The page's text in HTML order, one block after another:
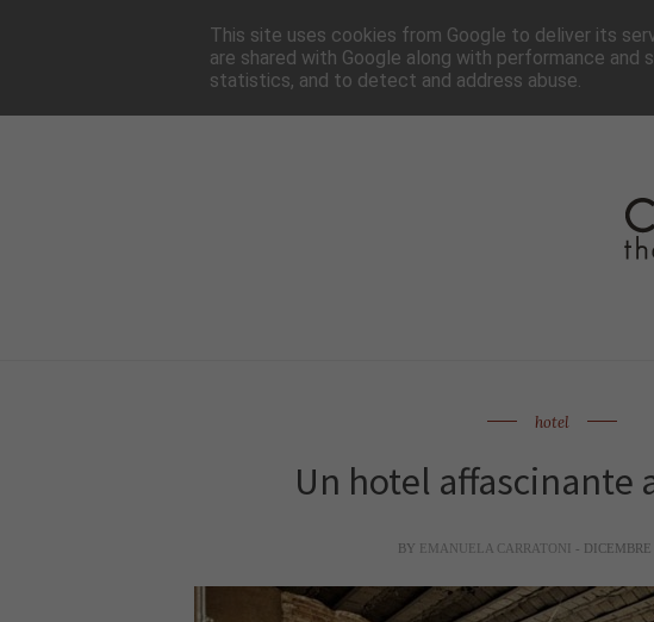
HOME NEWSLETTER CHI
hotel
Un hotel affascinante
BY EMANUELA CARRATONI -
This site uses cookies from Google to deliver its
are shared with Google along with performance
statistics, and to detect and address abuse.